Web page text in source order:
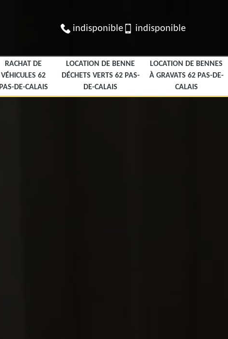
indisponible indisponible
RACHAT DE
VÉHICULES 62
PAS-DE-CALAIS
LOCATION DE BENNE
DÉCHETS VERTS 62 PAS-
DE-CALAIS
LOCATION DE BENNES
À GRAVATS 62 PAS-DE-
CALAIS